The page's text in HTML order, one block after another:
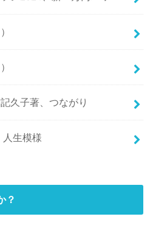
久子著、つながり
人生模様
？